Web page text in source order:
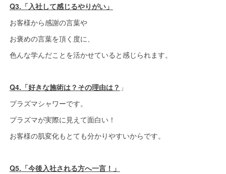
Q3.「入社して感じるやりがい」
お客様から感謝の言葉や
お褒めの言葉を頂く度に、
色んな学んだことを活かせていると感じられます。
Q4.「好きな施術は？その理由は？ 」
プラズマシャワーです。
プラズマが実際に見えて面白い！
お客様の肌変化もとても分かりやすいからです。
Q5.「今後入社される方へ一言！」